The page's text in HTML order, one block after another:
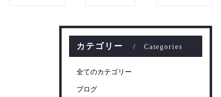
カテゴリー Categories
全てのカテゴリー
ブログ